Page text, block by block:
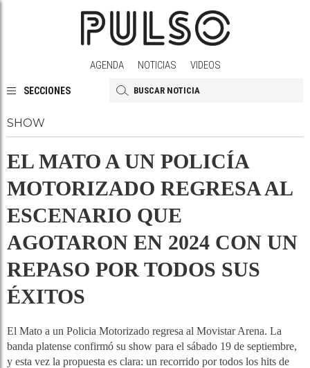
SECCIONES
AGENDA NOTICIAS VIDEOS
SHOW
EL MATO A UN POLICÍA
MOTORIZADO REGRESA AL
ESCENARIO QUE
AGOTARON EN 2024 CON UN
REPASO POR TODOS SUS
ÉXITOS
El Mato a un Policia Motorizado regresa al Movistar Arena. La
banda platense confirmó su show para el sábado 19 de septiembre,
y esta vez la propuesta es clara: un recorrido por todos los hits de